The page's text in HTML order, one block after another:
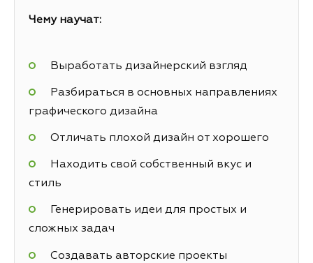
Чему научат:
Выработать дизайнерский взгляд
Разбираться в основных направлениях
графического дизайна
Отличать плохой дизайн от хорошего
Находить свой собственный вкус и
стиль
Генерировать идеи для простых и
сложных задач
Создавать авторские проекты